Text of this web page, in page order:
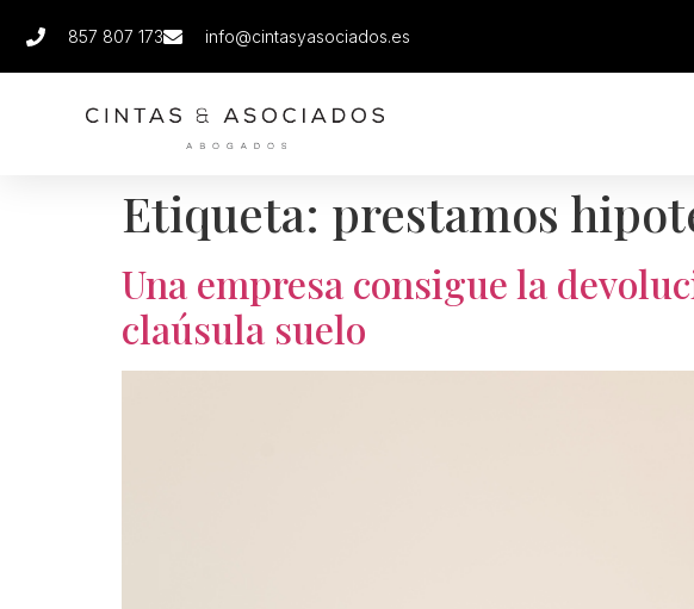
857 807 173 info@cintasyasociados.es
Etiqueta: prestamos
Una empresa consigue la
claúsula suelo